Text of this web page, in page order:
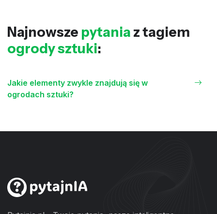
Najnowsze pytania z tagiem
ogrody sztuki:
Jakie elementy zwykle znajdują się w
ogrodach sztuki?